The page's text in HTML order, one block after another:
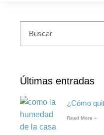
Últimas entradas
¿Cómo
Read More »